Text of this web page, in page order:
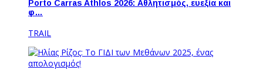
Porto Carras Athlos 2026: Aθλητισμός, ευεξία και
φ…
TRAIL